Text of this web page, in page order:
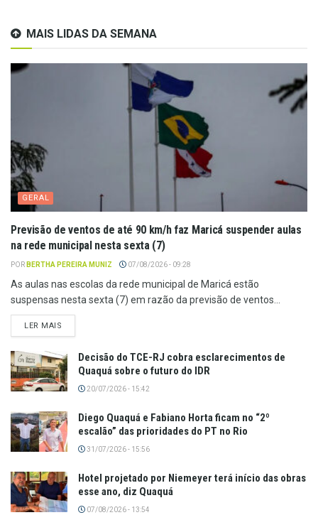
MAIS LIDAS DA SEMANA
GERAL
Previsão de ventos de até 90 km/h faz Maricá suspender aulas
na rede municipal nesta sexta (7)
POR BERTHA PEREIRA MUNIZ 07/08/2026 - 09:28
As aulas nas escolas da rede municipal de Maricá estão
suspensas nesta sexta (7) em razão da previsão de ventos...
LER MAIS
Decisão do TCE-RJ cobra esclarecimentos de
Quaquá sobre o futuro do IDR
20/07/2026 - 15:42
Diego Quaquá e Fabiano Horta ficam no “2º
escalão” das prioridades do PT no Rio
31/07/2026 - 15:56
Hotel projetado por Niemeyer terá início das obras
esse ano, diz Quaquá
07/08/2026 - 13:54